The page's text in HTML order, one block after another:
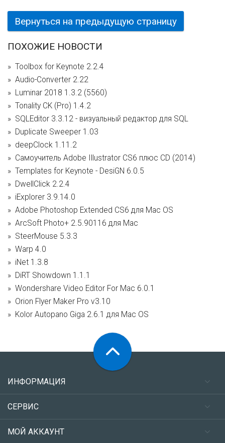
Вернуться на предыдущую страницу
ПОХОЖИЕ НОВОСТИ
Toolbox for Keynote 2.2.4
Audio-Converter 2.22
Luminar 2018 1.3.2 (5560)
Tonality CK (Pro) 1.4.2
SQLEditor 3.3.12 - визуальный редактор для SQL
Duplicate Sweeper 1.03
deepClock 1.11.2
Самоучитель Adobe Illustrator CS6 плюс CD (2014)
Templates for Keynote - DesiGN 6.0.5
DwellClick 2.2.4
iExplorer 3.9.14.0
Adobe Photoshop Extended CS6 для Mac OS
ArcSoft Photo+ 2.5.90116 для Mac
SteerMouse 5.3.3
Warp 4.0
iNet 1.3.8
DiRT Showdown 1.1.1
Wondershare Video Editor For Mac 6.0.1
Orion Flyer Maker Pro v3.10
Kolor Autopano Giga 2.6.1 для Mac OS
ИНФОРМАЦИЯ
СЕРВИС
МОЙ АККАУНТ